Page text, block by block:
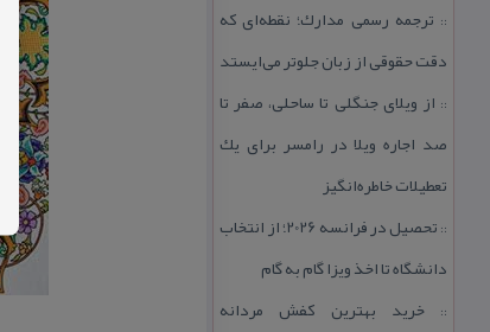
:: ترجمه رسمی مدارك؛ نقطه‌ای كه
دقت حقوقی از زبان جلوتر می‌ایستد
:: از ویلای جنگلی تا ساحلی، صفر تا
صد اجاره ویلا در رامسر برای یك
تعطیلات خاطره‌انگیز
::
تحصیل در فرانسه 2026؛ از انتخاب
دانشگاه تا اخذ ویزا گام به گام
::خرید بهترین كفش مردانه